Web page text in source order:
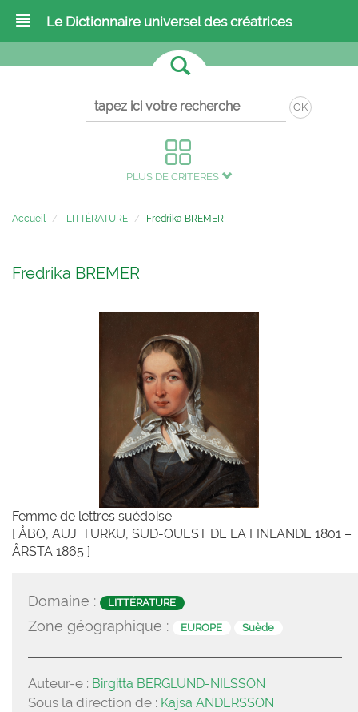
Le Dictionnaire universel des créatrices
OK
PLUS DE CRITÈRES
Accueil LITTÉRATURE Fredrika BREMER
Fredrika BREMER
Femme de lettres suédoise.
[ ÅBO, AUJ. TURKU, SUD-OUEST DE LA FINLANDE 1801 –
ÅRSTA 1865 ]
Domaine : LITTÉRATURE
Zone géographique : EUROPE Suède
Auteur-e : Birgitta BERGLUND-NILSSON
Sous la direction de : Kajsa ANDERSSON